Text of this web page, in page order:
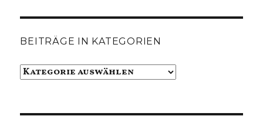
BEITRÄGE IN KATEGORIEN
Beiträge